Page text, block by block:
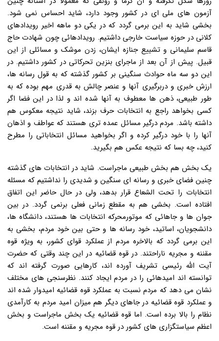
آزمون های ملی ای در کشور وجود دارد، شاید احساس نمی شود.
بخشی شاید به این برمی گردد که در یکی دو ماهه اخیر رویدادهای
کلانی در حوزه سیاست خارجی داشتیم. رویدادهائی چون شهادت حاج
قاسم سلیمانی و تشییع جنازه ایشان، زدن موشک و مسائلی از این
قبیل. پیش از آن بعد از ماجرای بنزین تحرکاتی در کشور داشتیم. در
این دو سه ماه حوادث سنگینی بر کشور گذشته که به قول رسانه ها،
ارزش خبری و دربرگیری آنها و عنصر چالش به قدری مهم بوده که به
طور طبیعی، ذهن ها معطوف به آنها شده اند و لذا در این فضا اگر
کسی بخواهد راجع به انتخابات حرف بزند، شاید نتیجه معکوس هم
داشته باشد. مردم درگیر مسائل عمده تری هستند که عواطف و اذهان
آنها را با خود درگیر کرده و اگر بخواهید مسائل انتخاباتی را مطرح
کنید، چه بسا که نتیجه عکس هم بگیرید.
یک بخش هم بخش طبیعی ماجراست. شاید در انتخابات های گذشته
چنین فضای خبری و رسانه ای سنگین و شدیدی را نداشتیم که مسئله
انتخابات را تحت الشعاع قرار بدهد، ولی در حال حاضر این اتفاق
افتاده است. بخشی هم به مقطع زمانی فعلی برنمی گردد. در بین
جوان ها و جاهائی که موتورمحرکه انتخابات ها هستند، دانشگاه ها،
دانشجویان، اساتید، خود رسانه ها و حتی بین خود مردم، بخشی به
این برمی گردد که بالاخره مردم از عملکرد قوای کشور، به ویژه قوه
مقننه و مجریه ناراحتند. در قوه قضائیه در این چند وقتی که حضرت
آیت الله رئیسی تشریف آورده اند، کارهایی صورت گرفته اند که
توانسته اند امیدهائی را در مردم ایجاد کنند. نظرسنجی های مختلف
نشان می دهد که مردم نسبت به عملکرد قوه قضائیه امیدوار شده اند
و عملکرد قوه قضائیه در جاهای دیگر هم میزان امید مردم به کارآمدی
نظام را بالا برده است. اما قوه قضائیه یک بخش ماجراست و بخش
اعظم سیاستگزاری های کشور در قوه مجریه و مقننه است.